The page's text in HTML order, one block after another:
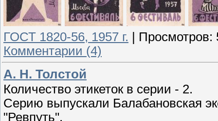
ГОСТ 1820-56, 1957 г. Просмотров:
Комментарии (4)
А. Н. Толстой
Количество этикеток в серии - 2.
Серию выпускали Балабановская
"Ревпуть".